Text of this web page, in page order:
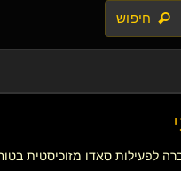
חיפוש
לפעילות סאדו מזוכיסטית